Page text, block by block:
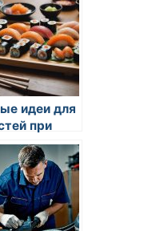
идеи для
при
времени